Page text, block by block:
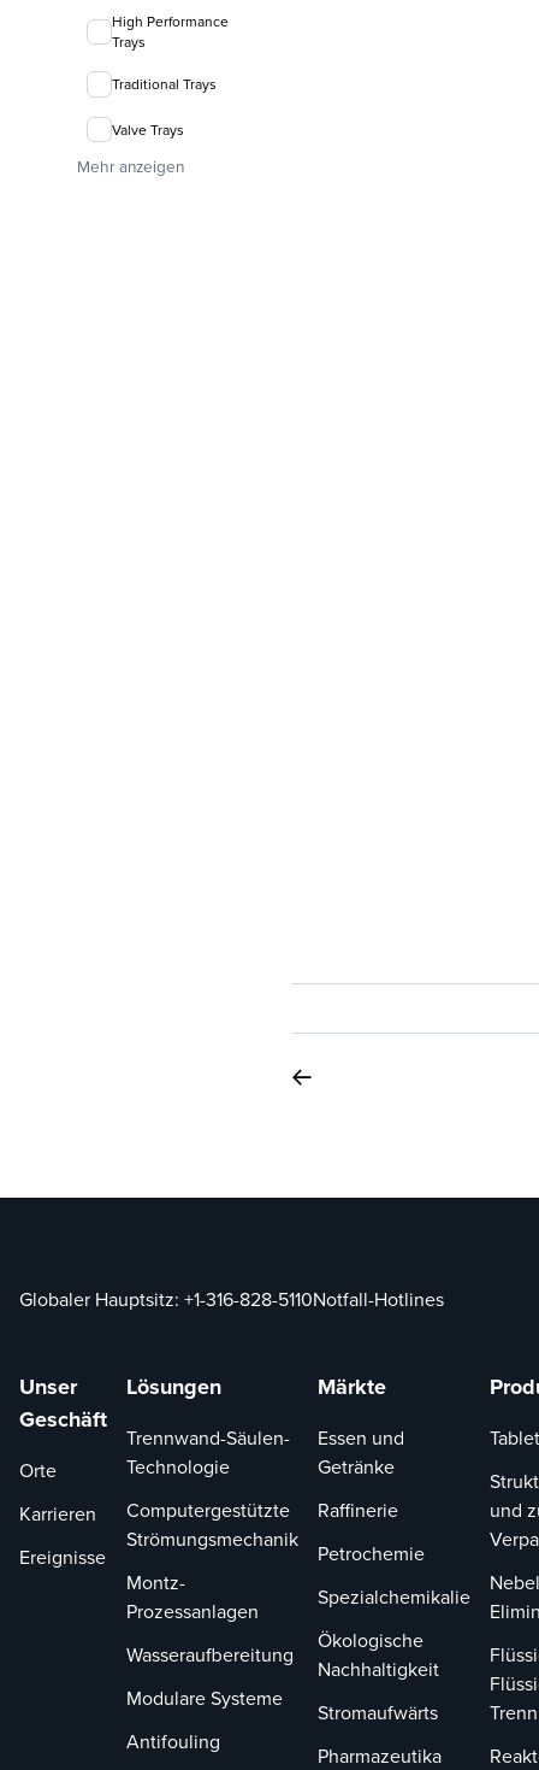
High Performance
Trays
Traditional Trays
Valve Trays
Mehr anzeigen
Globaler Hauptsitz: +1-316-828-5110Notfall-Hotlines
Unser
Geschäft
Orte
Karrieren
Ereignisse
Lösungen
Trennwand-Säulen-
Technologie
Computergestützte
Strömungsmechanik
Montz-
Prozessanlagen
Wasseraufbereitung
Modulare Systeme
Antifouling
Märkte
Essen und
Getränke
Raffinerie
Petrochemie
Spezialchemikalie
Ökologische
Nachhaltigkeit
Stromaufwärts
Pharmazeutika
und